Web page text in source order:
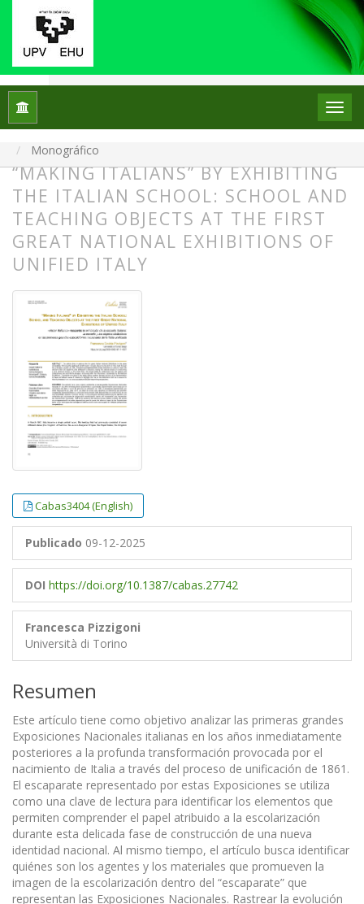
Inicio
Núm. 34 (2025): Monográfico: La escuela en el escaparate: el
Monográfico
“MAKING ITALIANS” BY EXHIBITING
THE ITALIAN SCHOOL: SCHOOL AND
TEACHING OBJECTS AT THE FIRST
GREAT NATIONAL EXHIBITIONS OF
UNIFIED ITALY
Cabas3404 (English)
Publicado 09-12-2025
DOI https://doi.org/10.1387/cabas.27742
Francesca Pizzigoni
Università di Torino
Resumen
Este artículo tiene como objetivo analizar las primeras grandes
Exposiciones Nacionales italianas en los años inmediatamente
posteriores a la profunda transformación provocada por el
nacimiento de Italia a través del proceso de unificación de 1861.
El escaparate representado por estas Exposiciones se utiliza
como una clave de lectura para identificar los elementos que
permiten comprender el papel atribuido a la escolarización
durante esta delicada fase de construcción de una nueva
identidad nacional. Al mismo tiempo, el artículo busca identificar
quiénes son los agentes y los materiales que promueven la
imagen de la escolarización dentro del “escaparate” que
representan las Exposiciones Nacionales. Rastrear la evolución